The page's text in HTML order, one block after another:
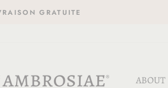
GRATUITE
ABOUT